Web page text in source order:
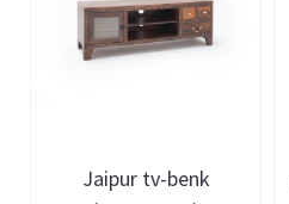
Jaipur tv-benk